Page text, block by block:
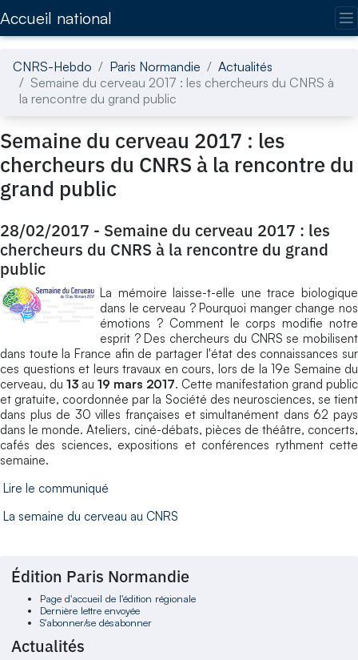
Accueil national
CNRS-Hebdo Paris Normandie
Actualités
Semaine du cerveau 2017 : les chercheurs du CNRS à
la rencontre du grand public
Semaine du cerveau 2017 : les
chercheurs du CNRS à la rencontre du
grand public
28/02/2017 - Semaine du cerveau 2017 : les
chercheurs du CNRS à la rencontre du grand
public
La mémoire laisse-t-elle une trace biologique
dans le cerveau ? Pourquoi manger change nos
émotions ? Comment le corps modifie notre
esprit ? Des chercheurs du CNRS se mobilisent
dans toute la France afin de partager l'état des connaissances sur
ces questions et leurs travaux en cours, lors de la 19e Semaine du
cerveau, du 13 au 19 mars 2017. Cette manifestation grand public
et gratuite, coordonnée par la Société des neurosciences, se tient
dans plus de 30 villes françaises et simultanément dans 62 pays
dans le monde. Ateliers, ciné-débats, pièces de théâtre, concerts,
cafés des sciences, expositions et conférences rythment cette
semaine.
Lire le communiqué
La semaine du cerveau au CNRS
Édition Paris Normandie
Page d'accueil de l'édition régionale
Dernière lettre envoyée
S'abonner/se désabonner
Actualités